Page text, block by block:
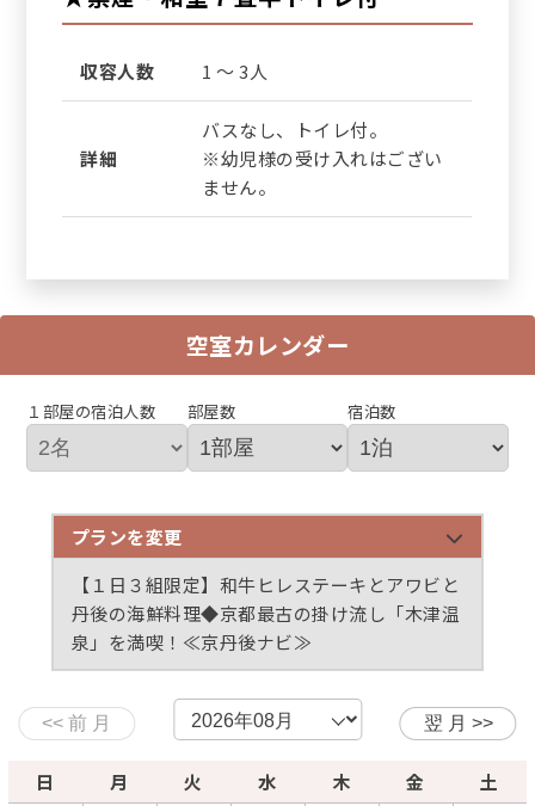
収容人数 1 ～ 3人
詳細
バスなし、トイレ付。
※幼児様の受け入れはござい
ません。
空室カレンダー
１部屋の宿泊人数 部屋数 宿泊数
プランを変更
【１日３組限定】夏の味覚・丹後産ぷりぷり「岩牡
蠣」と「ミニステーキ」付◆海水浴場まで車で5
分！≪京丹後ナビ≫
【１日３組限定】丹後の海鮮・魚介会席プラン◆京
都最古の掛け流し「木津温泉」を満喫！≪京丹後ナ
ビ≫
【１日３組限定】丹後の海鮮料理と和牛ステーキプ
ラン◆京都最古の掛け流し「木津温泉」を満喫！≪
京丹後ナビ≫
【１日３組限定】和牛ヒレステーキとアワビと
丹後の海鮮料理◆京都最古の掛け流し「木津温
泉」を満喫！≪京丹後ナビ≫
ラン◆京都最古の掛け流し「木津温泉」を満喫！≪
京丹後ナビ≫
覚・紅ズワイガニ付き（お1人半匹）会席プラン≪
京丹後ナビ≫
使用◆カニ天ぷら＋カニ味噌豆腐付きズワイガニフ
ルコース≪京丹後ナビ≫
＆ズワイガニ＜1人1.5杯使用＞◆ズワイガニコース
≪京丹後ナビ≫
ニ＜1人1杯使用＞を味わう◆掛け流し「木津温泉」
を満喫≪京丹後ナビ≫
1人1杯使用＞食べきりプラン◆掛け流し「木津温
泉」を満喫≪京丹後ナビ≫
ぶりフルコース◆京都最古の掛け流し「木津温泉」
を満喫！≪京丹後ナビ≫
日
月 火 水 木 金
土